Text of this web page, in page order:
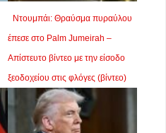
Ντουμπάι: Θραύσμα πυραύλου
έπεσε στο Palm Jumeirah –
Απίστευτο βίντεο με την είσοδο
ξεοδοχείου στις φλόγες (βίντεο)